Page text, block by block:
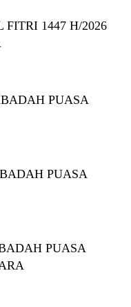
1447 H/2026
PUASA
PUASA
PUASA